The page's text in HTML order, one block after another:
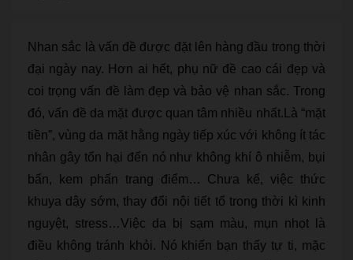
Nhan sắc là vấn đề được đặt lên hàng đầu trong thời
đại ngày nay. Hơn ai hết, phụ nữ đề cao cái đẹp và
coi trọng vấn đề làm đẹp và bảo vệ nhan sắc. Trong
đó, vấn đề da mặt được quan tâm nhiều nhất.Là “mặt
tiền”, vùng da mặt hằng ngày tiếp xúc với không ít tác
nhân gây tổn hại đến nó như không khí ô nhiễm, bụi
bẩn, kem phấn trang điểm… Chưa kể, việc thức
khuya dậy sớm, thay đổi nội tiết tố trong thời kì kinh
nguyệt, stress…Việc da bị sạm màu, mụn nhọt là
điều không tránh khỏi. Nó khiến bạn thấy tự ti, mặc